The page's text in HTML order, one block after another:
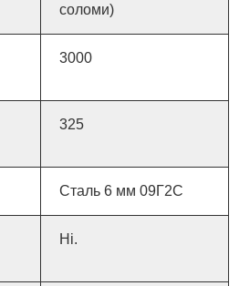
соломи)
3000
325
Сталь 6 мм 09Г2С
Ні.